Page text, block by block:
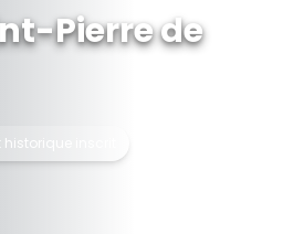
Pierre de
inscrit